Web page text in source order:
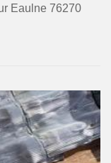
Eaulne 76270